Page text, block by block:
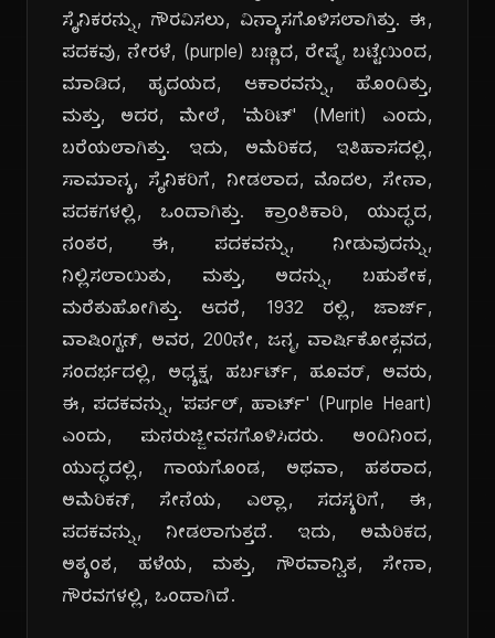
ಸೈನಿಕರನ್ನು, ಗೌರವಿಸಲು, ವಿನ್ಯಾಸಗೊಳಿಸಲಾಗಿತ್ತು. ಈ,
ಪದಕವು, ನೇರಳೆ, (purple) ಬಣ್ಣದ, ರೇಷ್ಮೆ, ಬಟ್ಟೆಯಿಂದ,
ಮಾಡಿದ, ಹೃದಯದ, ಆಕಾರವನ್ನು, ಹೊಂದಿತ್ತು,
ಮತ್ತು, ಅದರ, ಮೇಲೆ, 'ಮೆರಿಟ್' (Merit) ಎಂದು,
ಬರೆಯಲಾಗಿತ್ತು. ಇದು, ಅಮೆರಿಕದ, ಇತಿಹಾಸದಲ್ಲಿ,
ಸಾಮಾನ್ಯ, ಸೈನಿಕರಿಗೆ, ನೀಡಲಾದ, ಮೊದಲ, ಸೇನಾ,
ಪದಕಗಳಲ್ಲಿ, ಒಂದಾಗಿತ್ತು. ಕ್ರಾಂತಿಕಾರಿ, ಯುದ್ಧದ,
ನಂತರ, ಈ, ಪದಕವನ್ನು, ನೀಡುವುದನ್ನು,
ನಿಲ್ಲಿಸಲಾಯಿತು, ಮತ್ತು, ಅದನ್ನು, ಬಹುತೇಕ,
ಮರೆತುಹೋಗಿತ್ತು. ಆದರೆ, 1932 ರಲ್ಲಿ, ಜಾರ್ಜ್,
ವಾಷಿಂಗ್ಟನ್, ಅವರ, 200ನೇ, ಜನ್ಮ, ವಾರ್ಷಿಕೋತ್ಸವದ,
ಸಂದರ್ಭದಲ್ಲಿ, ಅಧ್ಯಕ್ಷ, ಹರ್ಬರ್ಟ್, ಹೂವರ್, ಅವರು,
ಈ, ಪದಕವನ್ನು, 'ಪರ್ಪಲ್, ಹಾರ್ಟ್' (Purple Heart)
ಎಂದು, ಪುನರುಜ್ಜೀವನಗೊಳಿಸಿದರು. ಅಂದಿನಿಂದ,
ಯುದ್ಧದಲ್ಲಿ, ಗಾಯಗೊಂಡ, ಅಥವಾ, ಹತರಾದ,
ಅಮೆರಿಕನ್, ಸೇನೆಯ, ಎಲ್ಲಾ, ಸದಸ್ಯರಿಗೆ, ಈ,
ಪದಕವನ್ನು, ನೀಡಲಾಗುತ್ತದೆ. ಇದು, ಅಮೆರಿಕದ,
ಅತ್ಯಂತ, ಹಳೆಯ, ಮತ್ತು, ಗೌರವಾನ್ವಿತ, ಸೇನಾ,
ಗೌರವಗಳಲ್ಲಿ, ಒಂದಾಗಿದೆ.